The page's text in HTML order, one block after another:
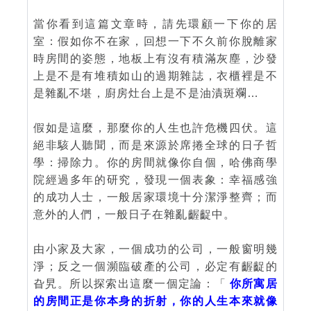
當你看到這篇文章時，請先環顧一下你的居
室：假如你不在家，回想一下不久前你脫離家
時房間的姿態，地板上有沒有積滿灰塵，沙發
上是不是有堆積如山的過期雜誌，衣櫃裡是不
是雜亂不堪，廚房灶台上是不是油漬斑斕…
假如是這麼，那麼你的人生也許危機四伏。這
絕非駭人聽聞，而是來源於席捲全球的日子哲
學：掃除力。你的房間就像你自個，哈佛商學
院經過多年的研究，發現一個表象：幸福感強
的成功人士，一般居家環境十分潔淨整齊；而
意外的人們，一般日子在雜亂齷齪中。
由小家及大家，一個成功的公司，一般窗明幾
淨；反之一個瀕臨破產的公司，必定有齷齪的
旮旯。所以探索出這麼一個定論：「
你所寓居
的房間正是你本身的折射，你的人生本來就像